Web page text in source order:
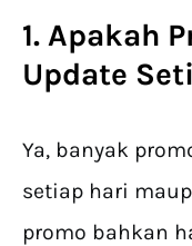
1. Apakah
Update
Ya, banyak
setiap hari
promo bahkan